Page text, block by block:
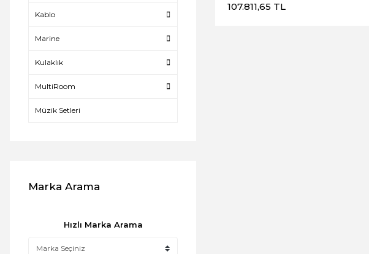
Kablo
Marine
Kulaklık
MultiRoom
Müzik Setleri
Marka Arama
Hızlı Marka Arama
107.811,65 TL